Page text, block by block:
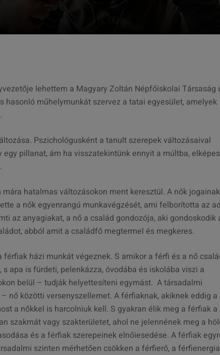
lehettem a Magyary Zoltán Népfőiskolai Társaság
műhelymunkát szervez a tatai egyesület, amelyek
Pszichológusként a tanult szerepek változásaival
pillanat, ám ha visszatekintünk ennyit a múltba,
hatalmas változásokon ment keresztül. A nők jogainak
a nők egyenrangú munkavégzését, ami felborította az
az anyagiakat, a nő a család gondozója, aki gondoskodik
abból amit a családfő megtermel és megkeres.
házi munkát végeznek. S amikor a férfi és a nő
apa is fürdeti, pelenkázza, óvodába és iskolába viszi a
belül – tudják helyettesíteni egymást. A társadalmi
nő közötti versenyszellemet. A férfiaknak, akiknek eddig a
a nőkkel is harcolniuk kell. S gyakran élik meg a férfiak a
szakmát vagy szakterületet, ahol ne jelennének meg a
és a férfiak szerepeinek elnőiesedése. A férfiak
szinten mérhetően csökken a férfierő, a